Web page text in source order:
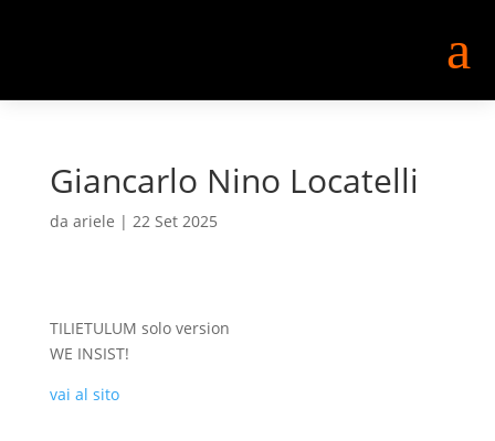
a
Giancarlo Nino Locatelli
da ariele | 22 Set 2025
TILIETULUM solo version
WE INSIST!
vai al sito